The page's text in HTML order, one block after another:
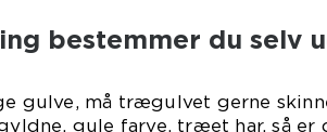
bestemmer du selv
gulve, må trægulvet gerne
gule farve, træet har, så er